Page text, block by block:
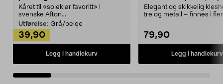
Kåret til «soleklar favoritt» i
svenske Afton...
Utførelse: Grå/beige
39,90
Legg i handlekurv
Elegant og skikkelig
tre og metall – finnes i
79,90
Legg i handlekurv